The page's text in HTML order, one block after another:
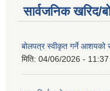
सार्वजनिक खरिद/
बोलपत्र स्वीकृत गर्ने आशयको
मिति: 04/06/2026 - 11:37